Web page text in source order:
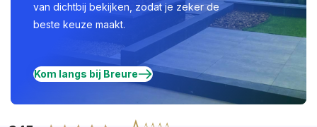
van dichtbij bekijken, zodat je zeker de
beste keuze maakt.
Kom langs bij Breure